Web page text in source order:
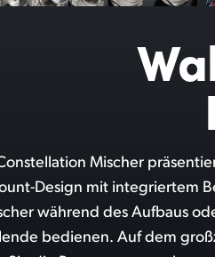
Mischer
Design mit integriertem
während des Aufbaus
bedienen. Auf dem
3G-SDI- bzw.
sowie Anschlüsse für
zur Steuerung. Die
422-Anschlüsse für die